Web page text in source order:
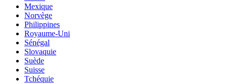
Mexique
Norvège
Philippines
Royaume-Uni
Sénégal
Slovaquie
Suède
Suisse
Tchéquie